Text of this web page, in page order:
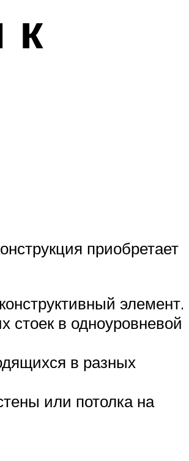
к
приобретает
элемент.
стоек в одноуровневой
в разных
или потолка на